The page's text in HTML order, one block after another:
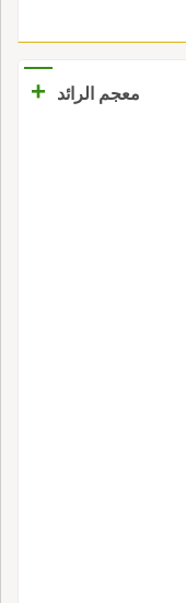
معجم الرائد +